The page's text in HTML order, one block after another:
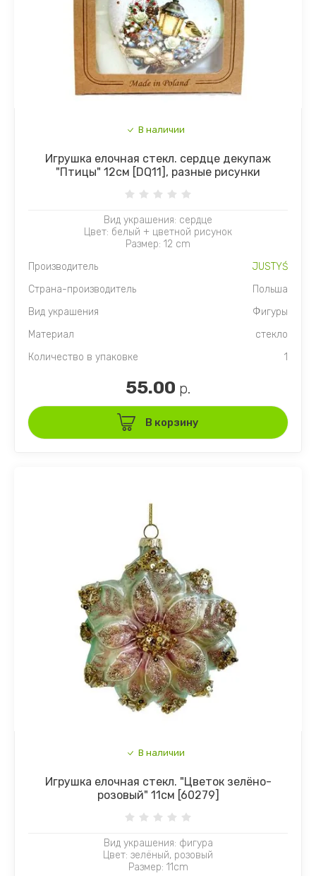
В наличии
Игрушка елочная стекл. сердце декупаж
"Птицы" 12см [DQ11], разные рисунки
Вид украшения: сердце
Цвет: белый + цветной рисунок
Размер: 12 cm
Производитель
JUSTYŚ
Страна-производитель
Польша
Вид украшения
Фигуры
Материал
стекло
Количество в упаковке
1
55.00 р.
В корзину
В наличии
Игрушка елочная стекл. "Цветок зелёно-
розовый" 11см [60279]
Вид украшения: фигура
Цвет: зелёный, розовый
Размер: 11cm